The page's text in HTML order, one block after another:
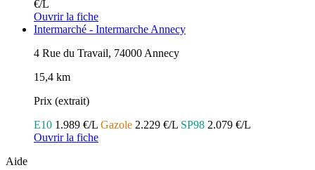
€/L
Ouvrir la fiche
Intermarché - Intermarche Annecy
4 Rue du Travail, 74000 Annecy
15,4 km
Prix (extrait)
E10 1.989 €/L Gazole 2.229 €/L SP98 2.079 €/L
Ouvrir la fiche
Aide